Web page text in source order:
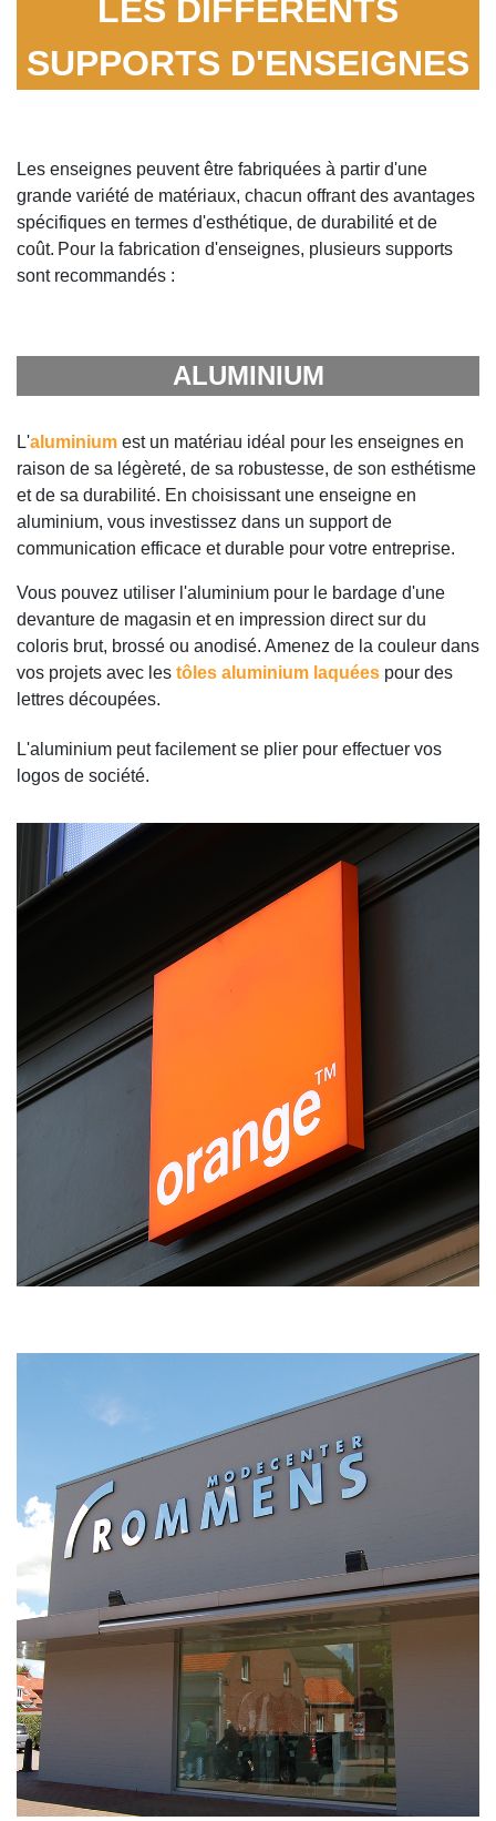
LES DIFFÉRENTS
SUPPORTS D'ENSEIGNES
Les enseignes peuvent être fabriquées à partir d'une
grande variété de matériaux, chacun offrant des avantages
spécifiques en termes d'esthétique, de durabilité et de
coût. Pour la fabrication d'enseignes, plusieurs supports
sont recommandés :
ALUMINIUM
L'aluminium est un matériau idéal pour les enseignes en
raison de sa légèreté, de sa robustesse, de son esthétisme
et de sa durabilité. En choisissant une enseigne en
aluminium, vous investissez dans un support de
communication efficace et durable pour votre entreprise.
Vous pouvez utiliser l'aluminium pour le bardage d'une
devanture de magasin et en impression direct sur du
coloris brut, brossé ou anodisé. Amenez de la couleur dans
vos projets avec les tôles aluminium laquées pour des
lettres découpées.
L'aluminium peut facilement se plier pour effectuer vos
logos de société.